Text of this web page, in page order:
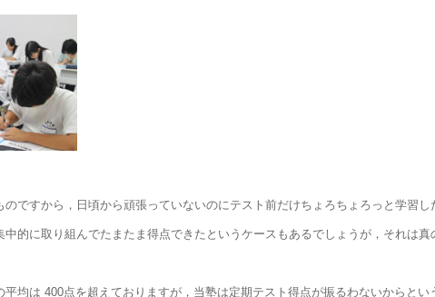
ですから，日頃から頑張っていないのにテスト前だけちょろちょろっと学習し
的に取り組んでたまたま得点できたというケースもあるでしょうが，それは
均は 400点を超えておりますが，当塾は定期テスト得点が振るわないからとい